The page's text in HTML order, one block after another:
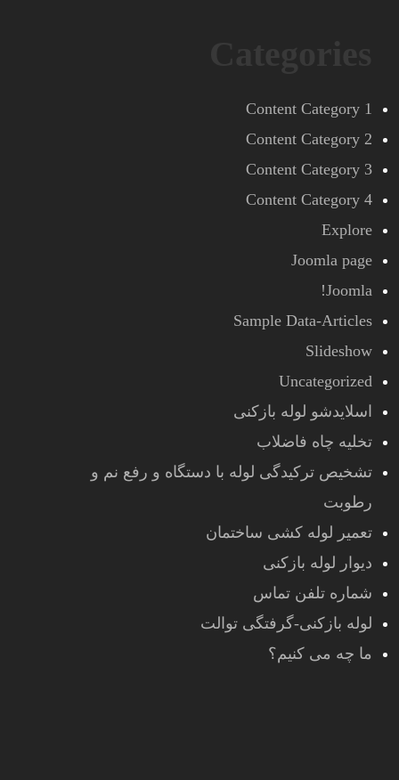
Content Category 1
Content Category 2
Content Category 3
Content Category 4
Explore
Joomla page
Joomla!
Sample Data-Articles
Slideshow
Uncategorized
اسلایدشو لوله بازکنی
تخلیه چاه فاضلاب
تشخیص ترکیدگی لوله با دستگاه و رفع نم و
رطوبت
تعمیر لوله کشی ساختمان
دیوار لوله بازکنی
شماره تلفن تماس
لوله بازکنی-گرفتگی توالت
ما چه می کنیم؟